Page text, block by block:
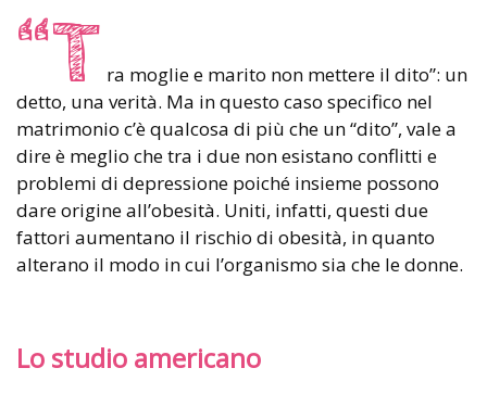
“T ra moglie e marito non mettere il dito”: un
detto, una verità. Ma in questo caso specifico nel
matrimonio c’è qualcosa di più che un “dito”, vale a
dire è meglio che tra i due non esistano conflitti e
problemi di depressione poiché insieme possono
dare origine all’obesità. Uniti, infatti, questi due
fattori aumentano il rischio di obesità, in quanto
alterano il modo in cui l’organismo sia che le donne.
Lo studio americano